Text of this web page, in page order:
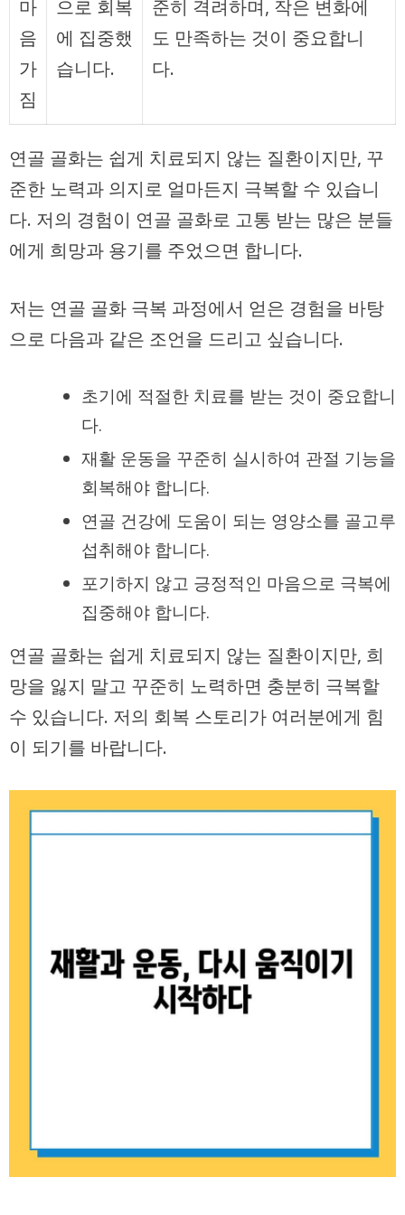
마
음
가
짐
으로 회복
에 집중했
습니다.
준히 격려하며, 작은 변화에
도 만족하는 것이 중요합니
다.
연골 골화는 쉽게 치료되지 않는 질환이지만, 꾸
준한 노력과 의지로 얼마든지 극복할 수 있습니
다. 저의 경험이 연골 골화로 고통 받는 많은 분들
에게 희망과 용기를 주었으면 합니다.
저는 연골 골화 극복 과정에서 얻은 경험을 바탕
으로 다음과 같은 조언을 드리고 싶습니다.
초기에 적절한 치료를 받는 것이 중요합니
다.
재활 운동을 꾸준히 실시하여 관절 기능을
회복해야 합니다.
연골 건강에 도움이 되는 영양소를 골고루
섭취해야 합니다.
포기하지 않고 긍정적인 마음으로 극복에
집중해야 합니다.
연골 골화는 쉽게 치료되지 않는 질환이지만, 희
망을 잃지 말고 꾸준히 노력하면 충분히 극복할
수 있습니다. 저의 회복 스토리가 여러분에게 힘
이 되기를 바랍니다.